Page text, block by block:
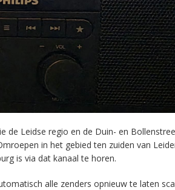
de Leidse regio en de Duin- en
in het gebied ten zuiden van
is via dat kanaal te horen.
alle zenders opnieuw te laten